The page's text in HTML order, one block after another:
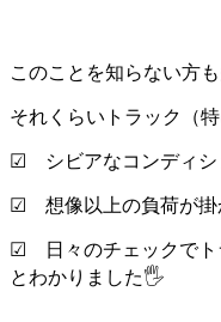
このことを知らない方
それくらいトラック（
☑︎ シビアなコンディシ
☑︎ 想像以上の負荷が掛
☑︎ 日々のチェックでト
とわかりました🖐